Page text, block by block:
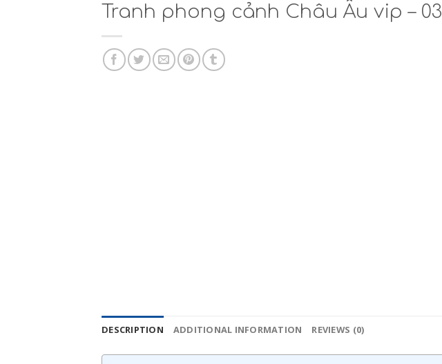
Tranh phong cảnh Châu Âu vip – 03
DESCRIPTION ADDITIONAL INFORMATION REVIEWS (0)